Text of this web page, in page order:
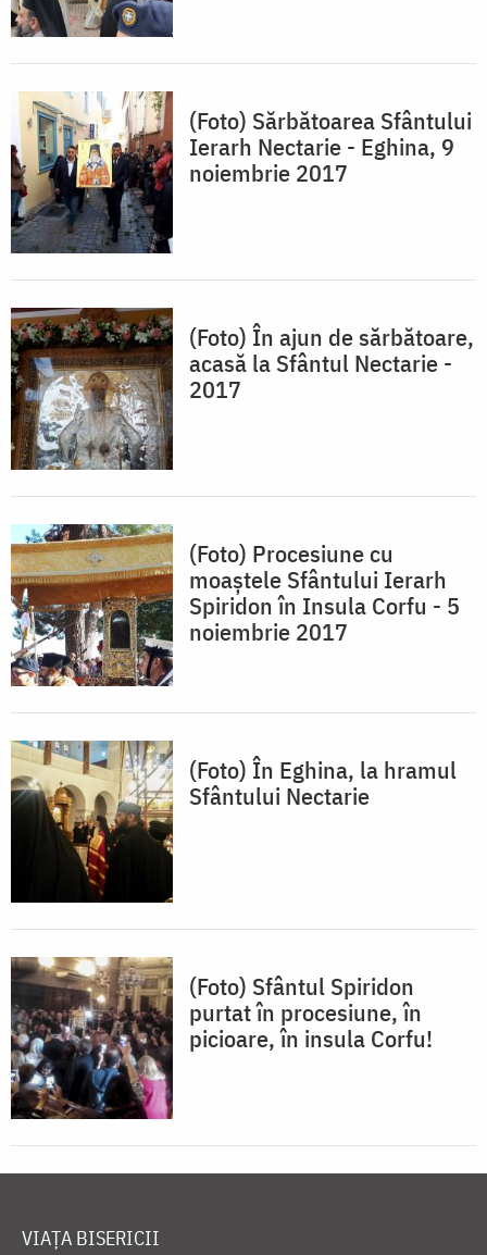
(Foto) Sărbătoarea Sfântului
Ierarh Nectarie - Eghina, 9
noiembrie 2017
(Foto) În ajun de sărbătoare,
acasă la Sfântul Nectarie -
2017
(Foto) Procesiune cu
moaștele Sfântului Ierarh
Spiridon în Insula Corfu - 5
noiembrie 2017
(Foto) În Eghina, la hramul
Sfântului Nectarie
(Foto) Sfântul Spiridon
purtat în procesiune, în
picioare, în insula Corfu!
VIAȚA BISERICII